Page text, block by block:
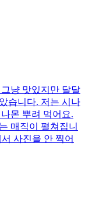
냥 맛있지만 달달
습니다. 저는 시나
몬 뿌려 먹어요.
매직이 펼쳐집니
사진을 안 찍어